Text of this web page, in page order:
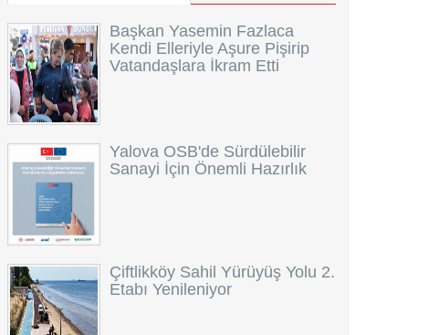
Başkan Yasemin Fazlaca
Kendi Elleriyle Aşure Pişirip
Vatandaşlara İkram Etti
Yalova OSB'de Sürdülebilir
Sanayi İçin Önemli Hazırlık
Çiftlikköy Sahil Yürüyüş Yolu 2.
Etabı Yenileniyor